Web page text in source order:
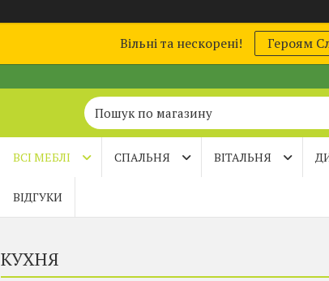
Вільні та нескорені! Героям
ВСІ МЕБЛІ СПАЛЬНЯ ВІТАЛЬНЯ
ВІДГУКИ
КУХНЯ